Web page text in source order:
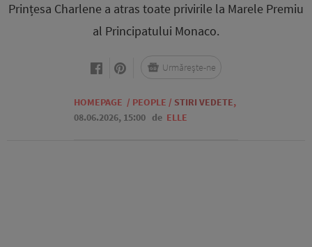
Prințesa Charlene a atras toate privirile la Marele Premiu
al Principatului Monaco.
HOMEPAGE / PEOPLE / STIRI VEDETE,
08.06.2026, 15:00 de ELLE
Urmărește-ne